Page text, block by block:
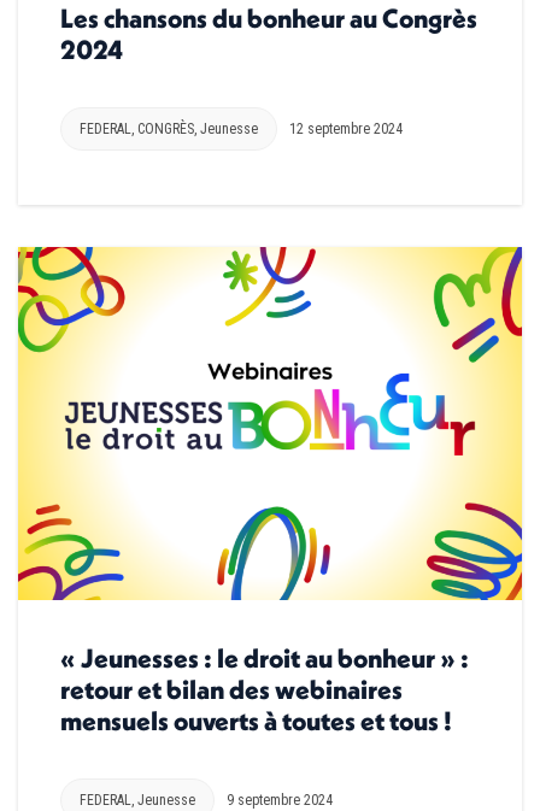
Les chansons du bonheur au Congrès
2024
FEDERAL, CONGRÈS, Jeunesse 12 septembre 2024
« Jeunesses : le droit au bonheur » :
retour et bilan des webinaires
mensuels ouverts à toutes et tous !
FEDERAL, Jeunesse 9 septembre 2024